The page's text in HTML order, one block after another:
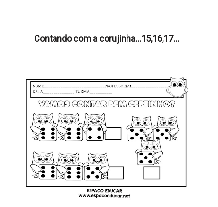
Contando com a corujinha...15,16,17...